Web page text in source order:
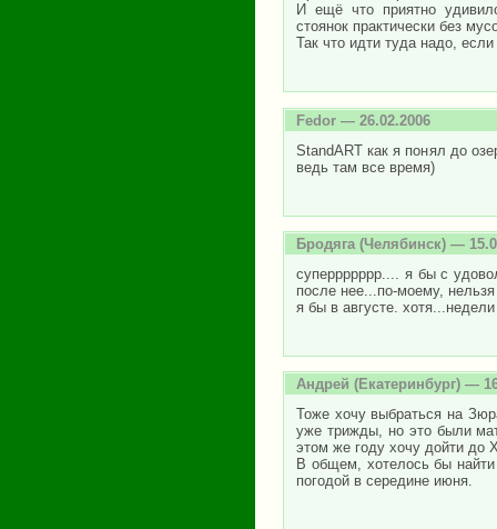
И ещё что приятно
стоянок практически без
Так что идти туда надо,
Fedor — 26.02.2006
StandART как я понял до
ведь там все время)
Бродяга (Челябинск) —
суперрррррр.... я бы с
после нее...по-моему,
я бы в августе.
Андрей (Екатеринбург) —
Тоже хочу выбраться на
уже трижды, но это были
этом же году хочу дойти до
В общем, хотелось бы
погодой в середине июня.